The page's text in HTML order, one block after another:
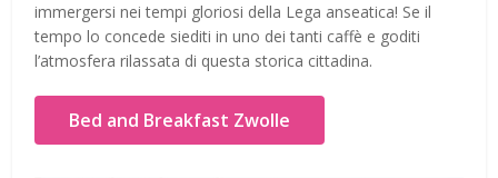
immergersi nei tempi gloriosi della Lega anseatica! Se il
tempo lo concede siediti in uno dei tanti caffè e goditi
l’atmosfera rilassata di questa storica cittadina.
Bed and Breakfast Zwolle